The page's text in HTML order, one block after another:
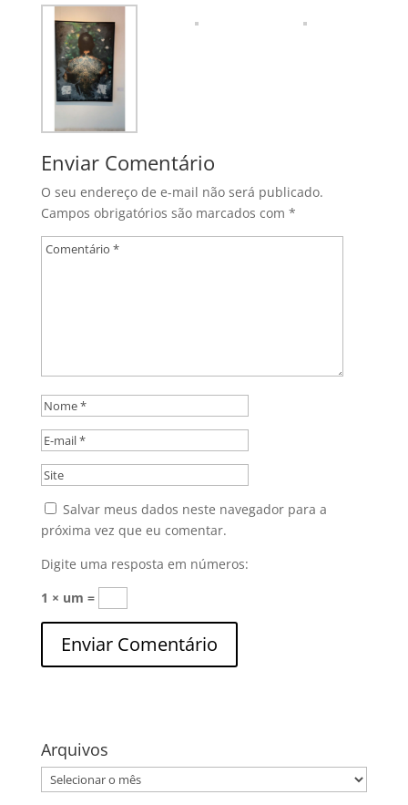
Enviar Comentário
O seu endereço de e-mail não será publicado.
Campos obrigatórios são marcados com *
Salvar meus dados neste navegador para a
próxima vez que eu comentar.
Digite uma resposta em números:
1 × um =
Arquivos
Arquivos